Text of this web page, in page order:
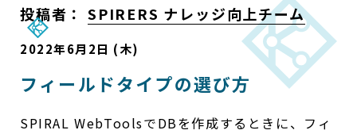
投稿者： SPIRERS ナレッジ向上チーム
2022年6月2日 (木)
フィールドタイプの選び方
SPIRAL WebToolsでDBを作成するときに、フィ